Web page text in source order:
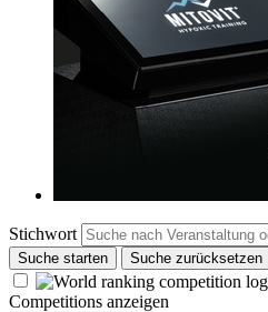
Stichwort
Suche starten Suche zurücksetzen
Competitions anzeigen